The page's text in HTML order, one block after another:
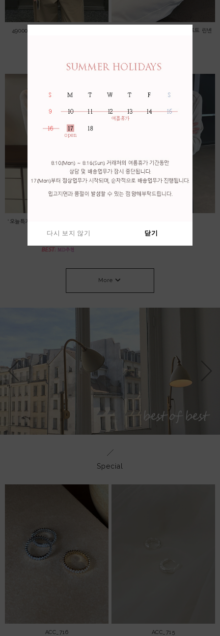
49000->45000 자수 레이스 블라우스
*오늘특가! 56000->53000 * 소프트 린넨
*오늘특가 58000->53000 베이지,차콜 당
일출고* 롤 라운드 니트
64,000원
More
Special
ACC_716 ACC_715
다시 보지 않기 닫기
다시 보지 않기 닫기